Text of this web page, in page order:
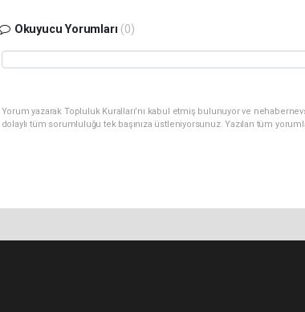
Okuyucu Yorumları (0)
Yorum yazarak Topluluk Kuralları’nı kabul etmiş bulunuyor ve
dolaylı tüm sorumluluğu tek başınıza üstleniyorsunuz. Yazılan tüm